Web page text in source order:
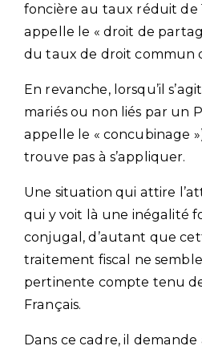
foncière au taux réduit de
appelle le « droit de
du taux de droit commun
En revanche, lorsqu’il
mariés ou non liés par un
appelle le « concubinage
trouve pas à s’appliquer.
Une situation qui attire
qui y voit là une inégalité
conjugal, d’autant que
traitement fiscal ne
pertinente compte tenu
Français.
Dans ce cadre, il